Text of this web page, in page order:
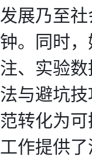
发展乃至
钟。同时
注、实验
法与避坑
范转化为
工作提供